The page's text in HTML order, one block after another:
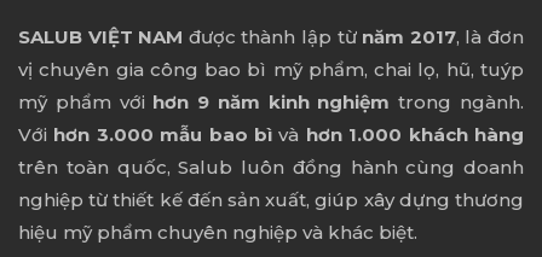
SALUB VIỆT NAM được thành lập từ năm 2017, là đơn
vị chuyên gia công bao bì mỹ phẩm, chai lọ, hũ, tuýp
mỹ phẩm với hơn 9 năm kinh nghiệm trong ngành.
Với hơn 3.000 mẫu bao bì và hơn 1.000 khách hàng
trên toàn quốc, Salub luôn đồng hành cùng doanh
nghiệp từ thiết kế đến sản xuất, giúp xây dựng thương
hiệu mỹ phẩm chuyên nghiệp và khác biệt.